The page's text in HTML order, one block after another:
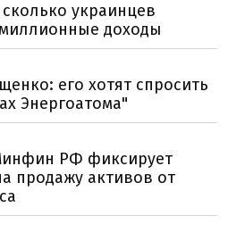
украинцев
доходы
его хотят спросить
Энергоатома"
РФ фиксирует
продажу активов от